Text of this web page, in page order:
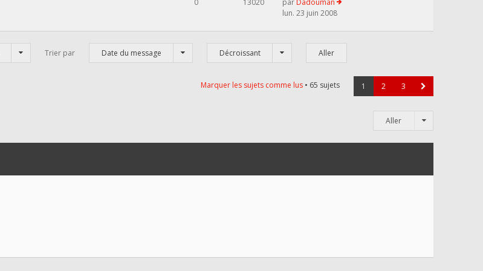
0 13020 par Dadouman
lun. 23 juin 2008
Trier par Date du message Décroissant
Marquer les sujets comme lus • 65 sujets 1 2 3
Aller